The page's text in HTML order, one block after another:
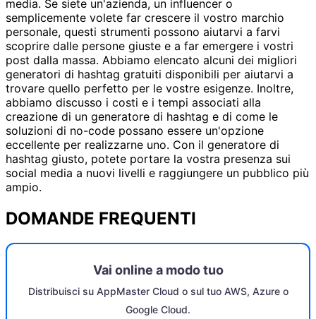
media. Se siete un'azienda, un influencer o
semplicemente volete far crescere il vostro marchio
personale, questi strumenti possono aiutarvi a farvi
scoprire dalle persone giuste e a far emergere i vostri
post dalla massa. Abbiamo elencato alcuni dei migliori
generatori di hashtag gratuiti disponibili per aiutarvi a
trovare quello perfetto per le vostre esigenze. Inoltre,
abbiamo discusso i costi e i tempi associati alla
creazione di un generatore di hashtag e di come le
soluzioni di no-code possano essere un'opzione
eccellente per realizzarne uno. Con il generatore di
hashtag giusto, potete portare la vostra presenza sui
social media a nuovi livelli e raggiungere un pubblico più
ampio.
DOMANDE FREQUENTI
Vai online a modo tuo
Distribuisci su AppMaster Cloud o sul tuo AWS, Azure o
Google Cloud.